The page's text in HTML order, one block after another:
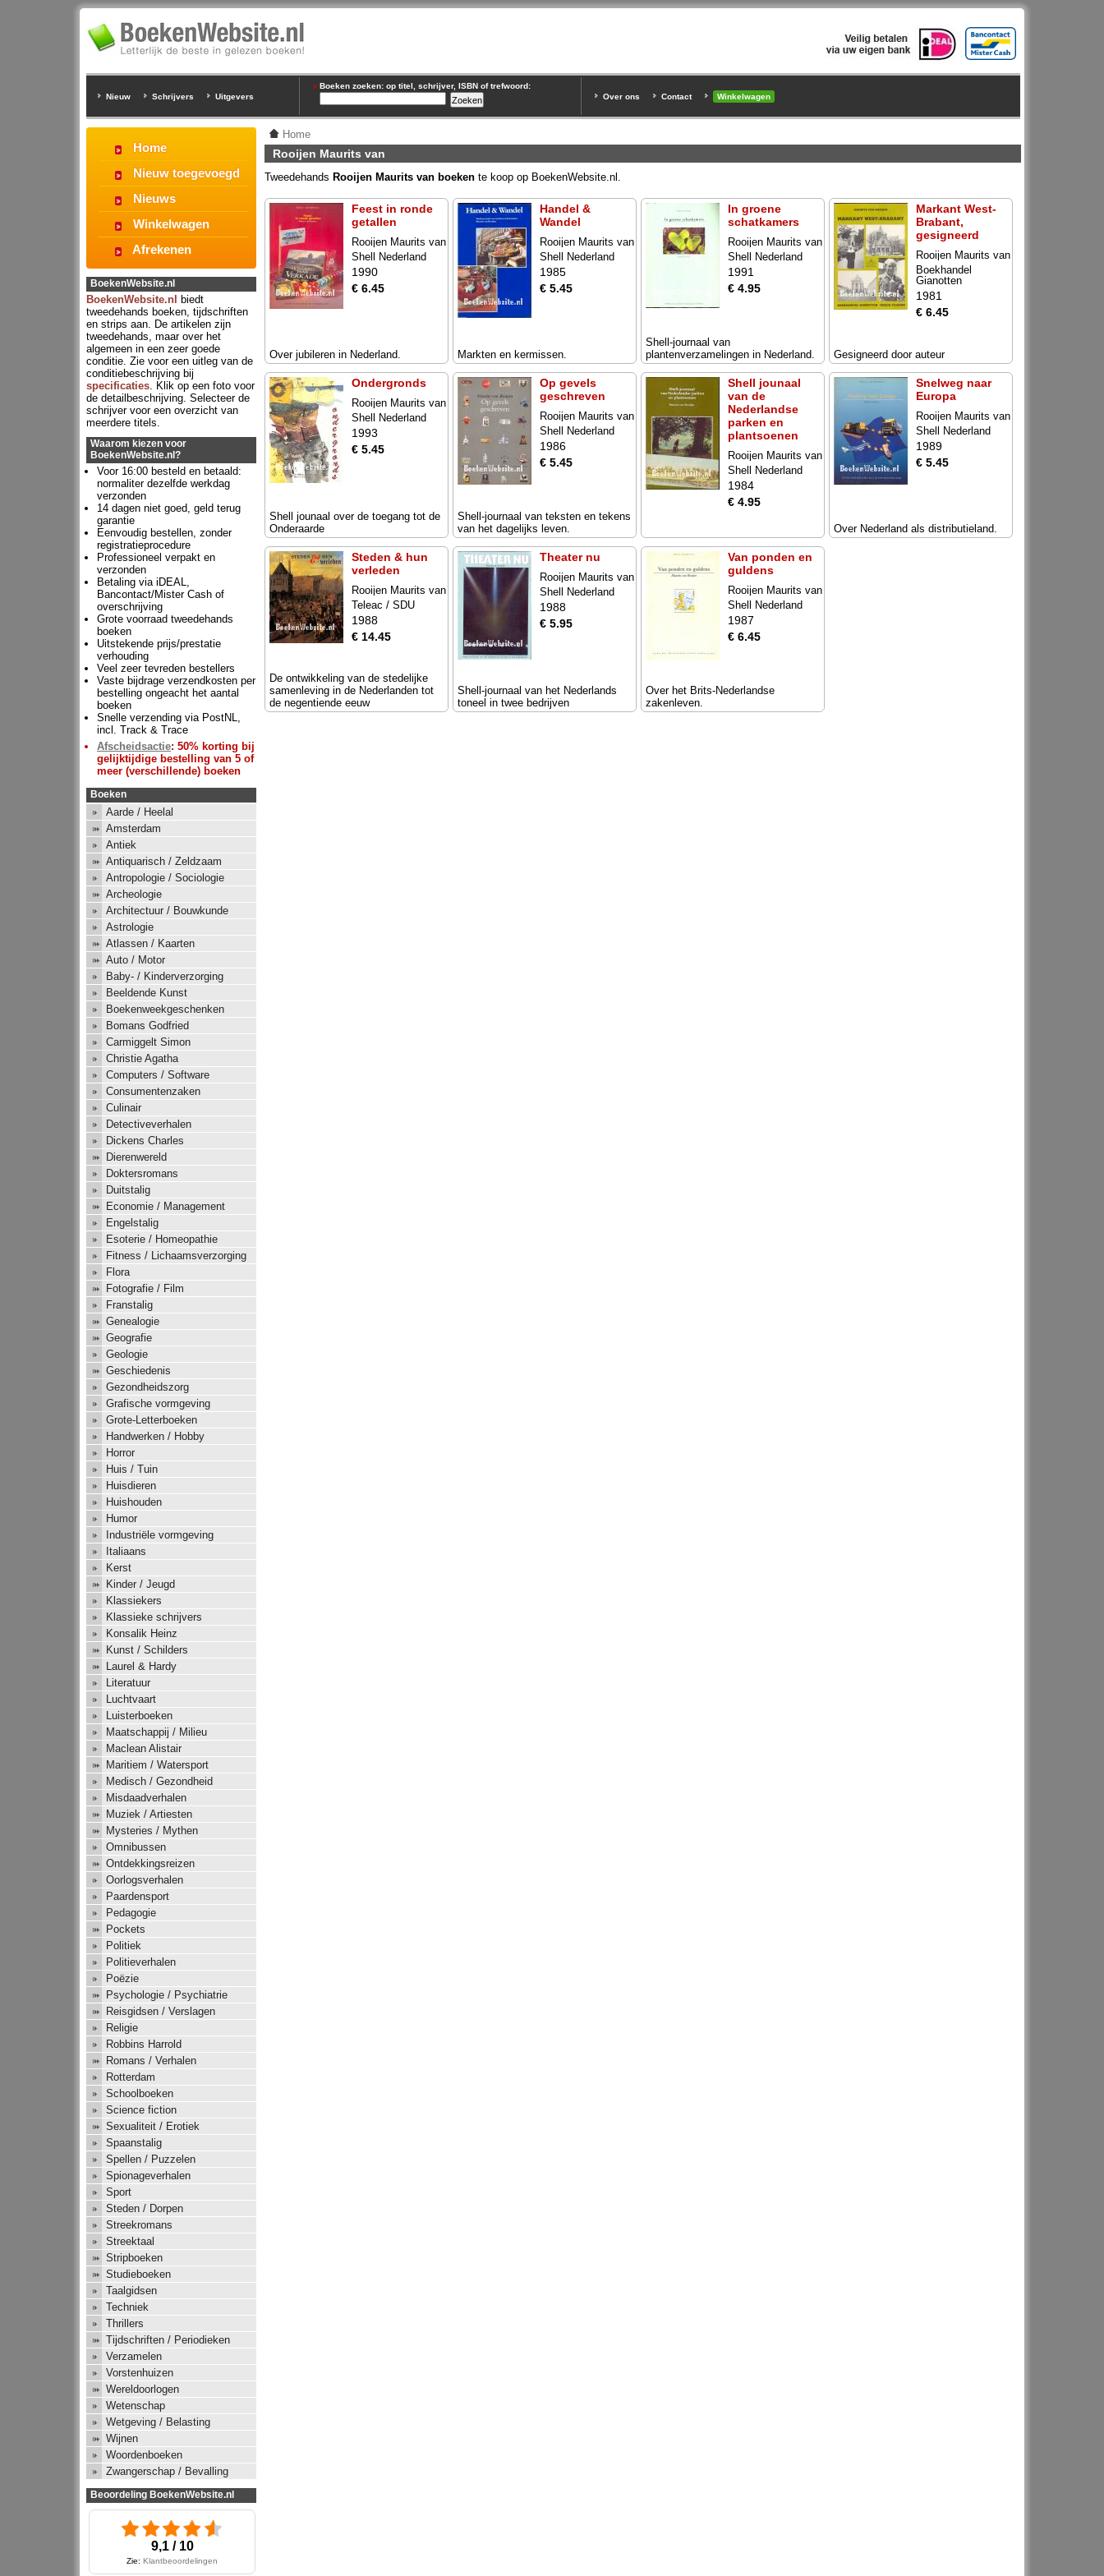
Nieuw Schrijvers Uitgevers
Boeken zoeken: op titel, schrijver, ISBN of trefwoord:
Over ons
Contact Winkelwagen
Home
Rooijen Maurits van
Tweedehands Rooijen Maurits van boeken te koop op BoekenWebsite.nl.
Feest in ronde
getallen
Rooijen Maurits van
Shell Nederland
1990
€ 6.45
Over jubileren in Nederland.
Handel &
Wandel
Rooijen Maurits van
Shell Nederland
1985
€ 5.45
Markten en kermissen.
In groene
schatkamers
Rooijen Maurits van
Shell Nederland
1991
€ 4.95
Shell-journaal van
plantenverzamelingen in Nederland.
Markant West-
Brabant,
gesigneerd
Rooijen Maurits van
Boekhandel
Gianotten
1981
€ 6.45
Gesigneerd door auteur
Ondergronds
Rooijen Maurits van
Shell Nederland
1993
€ 5.45
Shell jounaal over de toegang tot de
Onderaarde
Op gevels
geschreven
Rooijen Maurits van
Shell Nederland
1986
€ 5.45
Shell-journaal van teksten en tekens
van het dagelijks leven.
Shell jounaal
van de
Nederlandse
parken en
plantsoenen
Rooijen Maurits van
Shell Nederland
1984
€ 4.95
Snelweg naar
Europa
Rooijen Maurits van
Shell Nederland
1989
€ 5.45
Over Nederland als distributieland.
Steden & hun
verleden
Rooijen Maurits van
Teleac / SDU
1988
€ 14.45
De ontwikkeling van de stedelijke
samenleving in de Nederlanden tot
de negentiende eeuw
Theater nu
Rooijen Maurits van
Shell Nederland
1988
€ 5.95
Shell-journaal van het Nederlands
toneel in twee bedrijven
Van ponden en
guldens
Rooijen Maurits van
Shell Nederland
1987
€ 6.45
Over het Brits-Nederlandse
zakenleven.
Home
Nieuw toegevoegd
Nieuws
Winkelwagen
Afrekenen
BoekenWebsite.nl
BoekenWebsite.nl
biedt
tweedehands boeken, tijdschriften
en strips aan. De artikelen zijn
tweedehands, maar over het
algemeen in een zeer goede
conditie. Zie voor een uitleg van de
conditiebeschrijving bij
specificaties. Klik op een foto voor
de detailbeschrijving. Selecteer de
schrijver voor een overzicht van
meerdere titels.
Waarom kiezen voor
BoekenWebsite.nl?
Voor 16:00 besteld en betaald:
normaliter dezelfde werkdag
verzonden
14 dagen niet goed, geld terug
garantie
Eenvoudig bestellen, zonder
registratieprocedure
Professioneel verpakt en
verzonden
Betaling via iDEAL,
Bancontact/Mister Cash of
overschrijving
Grote voorraad tweedehands
boeken
Uitstekende prijs/prestatie
verhouding
Veel zeer tevreden bestellers
Vaste bijdrage verzendkosten per
bestelling ongeacht het aantal
boeken
Snelle verzending via PostNL,
incl. Track & Trace
Afscheidsactie: 50% korting bij
gelijktijdige bestelling van 5 of
meer (verschillende) boeken
Boeken
Aarde / Heelal
Amsterdam
Antiek
Antiquarisch / Zeldzaam
Antropologie / Sociologie
Archeologie
Architectuur / Bouwkunde
Astrologie
Atlassen / Kaarten
Auto / Motor
Baby- / Kinderverzorging
Beeldende Kunst
Boekenweekgeschenken
Bomans Godfried
Carmiggelt Simon
Christie Agatha
Computers / Software
Consumentenzaken
Culinair
Detectiveverhalen
Dickens Charles
Dierenwereld
Doktersromans
Duitstalig
Economie / Management
Engelstalig
Esoterie / Homeopathie
Fitness / Lichaamsverzorging
Flora
Fotografie / Film
Franstalig
Genealogie
Geografie
Geologie
Geschiedenis
Gezondheidszorg
Grafische vormgeving
Grote-Letterboeken
Handwerken / Hobby
Horror
Huis / Tuin
Huisdieren
Huishouden
Humor
Industriële vormgeving
Italiaans
Kerst
Kinder / Jeugd
Klassiekers
Klassieke schrijvers
Konsalik Heinz
Kunst / Schilders
Laurel & Hardy
Literatuur
Luchtvaart
Luisterboeken
Maatschappij / Milieu
Maclean Alistair
Maritiem / Watersport
Medisch / Gezondheid
Misdaadverhalen
Muziek / Artiesten
Mysteries / Mythen
Omnibussen
Ontdekkingsreizen
Oorlogsverhalen
Paardensport
Pedagogie
Pockets
Politiek
Politieverhalen
Poëzie
Psychologie / Psychiatrie
Reisgidsen / Verslagen
Religie
Robbins Harrold
Romans / Verhalen
Rotterdam
Schoolboeken
Science fiction
Sexualiteit / Erotiek
Spaanstalig
Spellen / Puzzelen
Spionageverhalen
Sport
Steden / Dorpen
Streekromans
Streektaal
Stripboeken
Studieboeken
Taalgidsen
Techniek
Thrillers
Tijdschriften / Periodieken
Verzamelen
Vorstenhuizen
Wereldoorlogen
Wetenschap
Wetgeving / Belasting
Wijnen
Woordenboeken
Zwangerschap / Bevalling
Beoordeling BoekenWebsite.nl
9,1 / 10
Zie: Klantbeoordelingen